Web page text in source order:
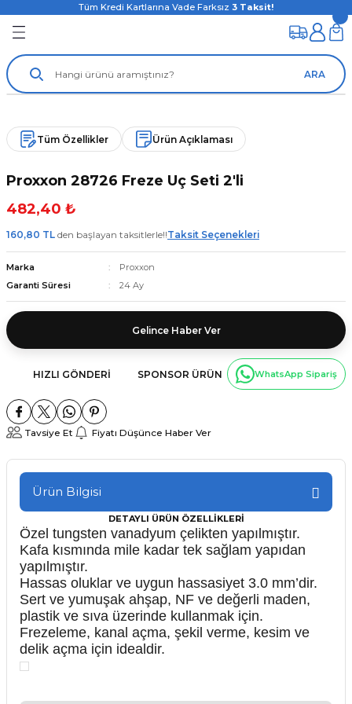
Tüm Kredi Kartlarına Vade Farksız 3 Taksit!
ARA
Tüm Özellikler Ürün Açıklaması
Proxxon 28726 Freze Uç Seti 2'li
482,40 ₺
160,80 TL den başlayan taksitlerle!!Taksit Seçenekleri
Marka
Proxxon
Garanti Süresi
24 Ay
Gelince Haber Ver
HIZLI GÖNDERI SPONSOR ÜRÜN WhatsApp Sipariş
Tavsiye Et Fiyatı Düşünce Haber Ver
Ürün Bilgisi
DETAYLI ÜRÜN ÖZELLİKLERİ
Özel tungsten vanadyum çelikten yapılmıştır.
Kafa kısmında mile kadar tek sağlam yapıdan
yapılmıştır.
Hassas oluklar ve uygun hassasiyet 3.0 mm’dir.
Sert ve yumuşak ahşap, NF ve değerli maden,
plastik ve sıva üzerinde kullanmak için.
Frezeleme, kanal açma, şekil verme, kesim ve
delik açma için idealdir.